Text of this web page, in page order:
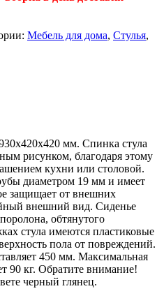
Мебель для дома, Стулья,
мм. Спинка стула
рисунком, благодаря этому
кухни или столовой.
диаметром 19 мм и имеет
защищает от внешних
внешний вид. Сиденье
обтянутого
стула имеются пластиковые
пола от повреждений.
450 мм. Максимальная
90 кг. Обратите внимание!
черный глянец.